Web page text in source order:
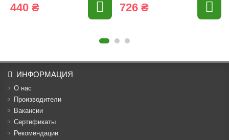
440 ₴ 726 ₴
ИНФОРМАЦИЯ
О нас
Производители
Вакансии
Cертификаты
Рекомендации